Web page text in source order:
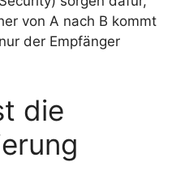
von A nach B kommt
der Empfänger
die